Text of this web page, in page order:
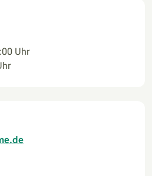
Uhr